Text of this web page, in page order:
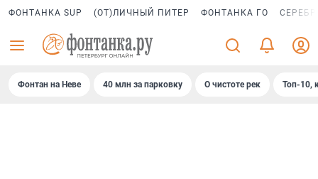
ФОНТАНКА SUP (ОТ)ЛИЧНЫЙ ПИТЕР ФОНТАНКА ГО
Фонтан на Неве 40 млн за парковку О чистоте рек Топ-10,